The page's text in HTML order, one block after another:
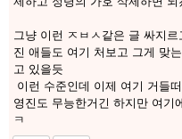
그냥 이런 ㅈㅂㅅ같은 글 싸지
진 애들도 여기 처보고 그게 맞
고 있을듯
이런 수준인데 이제 여기 거들
영진도 무능한거긴 하지만 여기
ㅋ